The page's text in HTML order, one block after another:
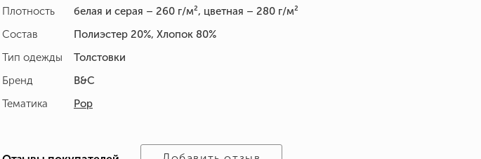
Плотность
белая и серая – 260 г/м², цветная – 280 г/м²
Состав
Полиэстер 20%, Хлопок 80%
Тип одежды
Толстовки
Бренд
B&C
Тематика
Pop